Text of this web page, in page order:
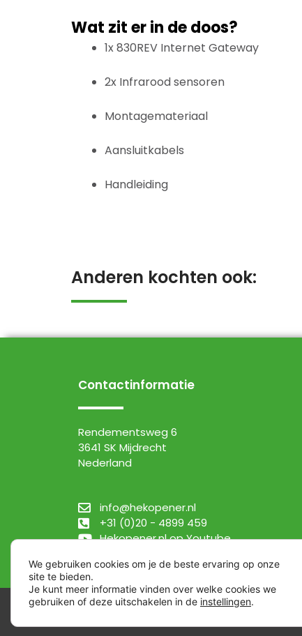
Wat zit er in de doos?
1x 830REV Internet Gateway
2x Infrarood sensoren
Montagemateriaal
Aansluitkabels
Handleiding
Anderen kochten ook:
Contactinformatie
Rendementsweg 6
3641 SK Mijdrecht
Nederland
info@hekopener.nl
+31 (0)20 - 4899 459
Hekopener.nl op Youtube
Algemene verkoopvoorwaarden
We gebruiken cookies om je de beste ervaring op onze
site te bieden.
Je kunt meer informatie vinden over welke cookies we
gebruiken of deze uitschakelen in de instellingen.